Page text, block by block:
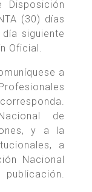
(30) días
siguiente
Oficial.
a
de
y a la
a
Nacional